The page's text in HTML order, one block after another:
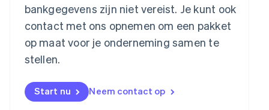
bankgegevens zijn niet vereist. Je kunt ook
contact met ons opnemen om een pakket
op maat voor je onderneming samen te
stellen.
Start nu Neem contact op
Mexico
Nederland
NederlandsEnglish
Nieuw-Zeeland
Noorwegen
English
Oostenrijk